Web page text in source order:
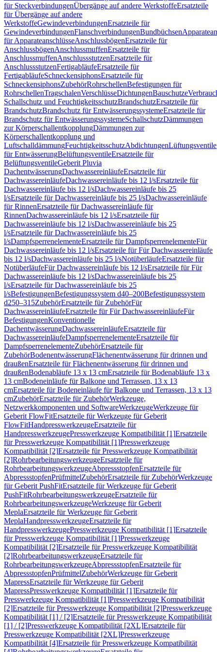
für SteckverbindungenÜbergänge auf andere WerkstoffeErsatzteile
für Übergänge auf andere
WerkstoffeGewindeverbindungenErsatzteile für
GewindeverbindungenFlanschverbindungenBundbüchsen
für ApparateanschlüsseAnschlussbögenErsatzteile für
AnschlussbögenAnschlussmuffenErsatzteile für
AnschlussmuffenAnschlussstutzenErsatzteile für
AnschlussstutzenFertigabläufeErsatzteile für
FertigabläufeSchneckensiphonsErsatzteile für
SchneckensiphonsZubehörRohrschellenBefestigungen für
RohrschellenTragschalenVerschlüsseDichtungenBauschutze
Schallschutz und FeuchtigkeitsschutzBrandschutzErsatzteile für
BrandschutzBrandschutz für EntwässerungssystemeErsatzteile für
Brandschutz für EntwässerungssystemeSchallschutzDämmungen
zur KörperschallentkopplungDämmungen zur
Körperschallentkopplung und
LuftschalldämmungFeuchtigkeitsschutzAbdichtungenLüftungsventile
für EntwässerungBelüftungsventileErsatzteile für
BelüftungsventileGeberit Pluvia
DachentwässerungDachwassereinläufeErsatzteile für
DachwassereinläufeDachwassereinläufe bis 12 l/sErsatzteile für
Dachwassereinläufe bis 12 l/sDachwassereinläufe bis 25
l/sErsatzteile für Dachwassereinläufe bis 25 l/sDachwassereinläufe
für RinnenErsatzteile für Dachwassereinläufe für
RinnenDachwassereinläufe bis 12 l/sErsatzteile für
Dachwassereinläufe bis 12 l/sDachwassereinläufe bis 25
l/sErsatzteile für Dachwassereinläufe bis 25
l/sDampfsperrenelementeErsatzteile für DampfsperrenelementeFür
Dachwassereinläufe bis 12 l/sErsatzteile für Für Dachwassereinläufe
bis 12 l/sDachwassereinläufe bis 25 l/sNotüberläufeErsatzteile für
NotüberläufeFür Dachwassereinläufe bis 12 l/sErsatzteile für Für
Dachwassereinläufe bis 12 l/sDachwassereinläufe bis 25
l/sErsatzteile für Dachwassereinläufe bis 25
l/sBefestigungenBefestigungssystem d40–200Befestigungssystem
d250–315ZubehörErsatzteile für ZubehörFür
DachwassereinläufeErsatzteile für Für DachwassereinläufeFür
BefestigungenKonventionelle
DachentwässerungDachwassereinläufeErsatzteile für
DachwassereinläufeDampfsperrenelementeErsatzteile für
DampfsperrenelementeZubehörErsatzteile für
ZubehörBodenentwässerungFlächenentwässerung für drinnen und
draußenErsatzteile für Flächenentwässerung für drinnen und
draußenBodenabläufe 13 x 13 cmErsatzteile für Bodenabläufe 13 x
13 cmBodeneinläufe für Balkone und Terrassen, 13 x 13
cmErsatzteile für Bodeneinläufe für Balkone und Terrassen, 13 x 13
cmZubehörErsatzteile für ZubehörWerkzeuge,
Netzwerkkomponenten und SoftwareWerkzeugeWerkzeuge für
Geberit FlowFitErsatzteile für Werkzeuge für Geberit
FlowFitHandpresswerkzeugeErsatzteile für
HandpresswerkzeugePresswerkzeuge Kompatibilität [1]Ersatzteile
für Presswerkzeuge Kompatibilität [1]Presswerkzeuge
Kompatibilität [2]Ersatzteile für Presswerkzeuge Kompatibilität
[2]RohrbearbeitungswerkzeugeErsatzteile für
RohrbearbeitungswerkzeugeAbpressstopfenErsatzteile für
AbpressstopfenPrüfmittelZubehörErsatzteile für ZubehörWerkzeuge
für Geberit PushFitErsatzteile für Werkzeuge für Geberit
PushFitRohrbearbeitungswerkzeugeErsatzteile für
RohrbearbeitungswerkzeugeWerkzeuge für Geberit
MeplaErsatzteile für Werkzeuge für Geberit
MeplaHandpresswerkzeugeErsatzteile für
HandpresswerkzeugePresswerkzeuge Kompatibilität [1]Ersatzteile
für Presswerkzeuge Kompatibilität [1]Presswerkzeuge
Kompatibilität [2]Ersatzteile für Presswerkzeuge Kompatibilität
[2]RohrbearbeitungswerkzeugeErsatzteile für
RohrbearbeitungswerkzeugeAbpressstopfenErsatzteile für
AbpressstopfenPrüfmittelZubehörWerkzeuge für Geberit
MapressErsatzteile für Werkzeuge für Geberit
MapressPresswerkzeuge Kompatibilität [1]Ersatzteile für
Presswerkzeuge Kompatibilität [1]Presswerkzeuge Kompatibilität
[2]Ersatzteile für Presswerkzeuge Kompatibilität [2]Presswerkzeuge
Kompatibilität [1] / [2]Ersatzteile für Presswerkzeuge Kompatibilität
[1] / [2]Presswerkzeuge Kompatibilität [2XL]Ersatzteile für
Presswerkzeuge Kompatibilität [2XL]Presswerkzeuge
Kompatibilität [4]Ersatzteile für Presswerkzeuge Kompatibilität